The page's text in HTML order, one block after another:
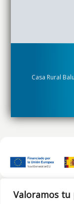
Valoramos tu
Casa Rural